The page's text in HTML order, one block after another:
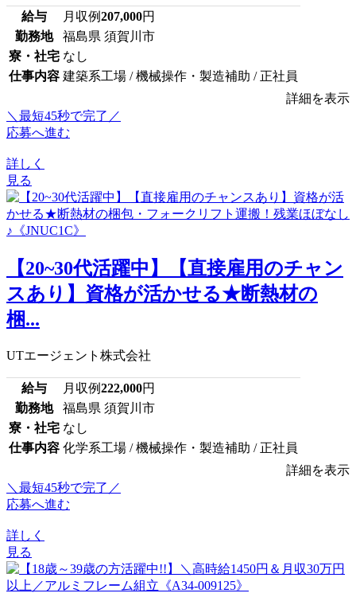
給与 月収例207,000円
勤務地
福島県 須賀川市
寮・社宅 なし
仕事内容 建築系工場 / 機械操作・製造補助 / 正社員
詳細を表示
＼最短45秒で完了／
応募へ進む
詳しく
見る
【20~30代活躍中】【直接雇用のチャン
スあり】資格が活かせる★断熱材の
梱...
UTエージェント株式会社
給与 月収例222,000円
勤務地
福島県 須賀川市
寮・社宅 なし
仕事内容 化学系工場 / 機械操作・製造補助 / 正社員
詳細を表示
＼最短45秒で完了／
応募へ進む
詳しく
見る